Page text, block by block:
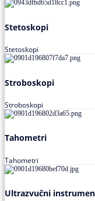
Stetoskopi
Stetoskopi
Stroboskopi
Stroboskopi
Tahometri
Tahometri
Ultrazvučni